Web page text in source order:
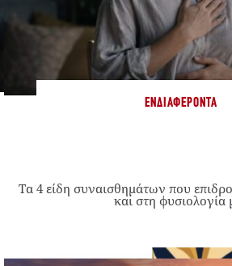
ΕΝΔΙΑΦΈΡΟΝΤΑ
Τα 4 είδη συναισθημάτων που
και στη φυσιολογία